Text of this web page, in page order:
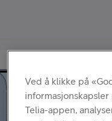
Ved å klikke på
Telia-appen,